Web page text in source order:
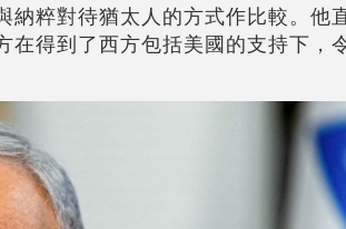
粹對待猶太人的方式作比較。他
得到了西方包括美國的支持下，